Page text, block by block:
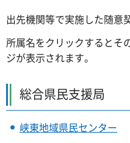
出先機関等で実施した随意
所属名をクリックするとそ
ジが表示されます。
総合県民支援局
峡東地域県民センター